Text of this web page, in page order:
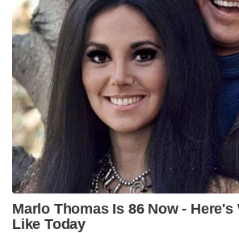
Marlo Thomas Is 86 Now -
Like Today